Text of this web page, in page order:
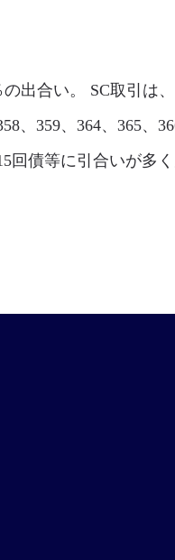
合い。 SC取引は、
、359、364、365、
回債等に引合いが多く